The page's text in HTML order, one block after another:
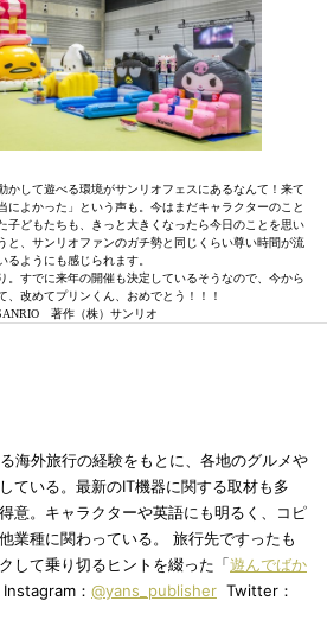
かして遊べる環境がサンリオフェスにあるなんて！来て
によかった」という声も。今はまだキャラクターのこと
子どもたちも、きっと大きくなったら今日のことを思い
、サンリオファンのガチ勢と同じくらい尊い時間が流
るようにも感じられます。
。すでに来年の開催も決定しているそうなので、今から
、改めてプリンくん、おめでとう！！！
著作（株）サンリオ
海外旅行の経験をもとに、各地のグルメや
ている。最新のIT機器に関する取材も多
意。キャラクターや英語にも明るく、コピ
業種に関わっている。 旅行先ですったも
して乗り切るヒントを綴った「遊んでばか
Instagram： @yans_publisher Twitter：